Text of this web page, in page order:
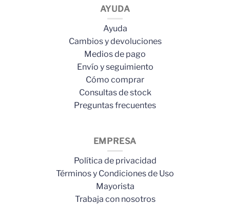
AYUDA
Ayuda
Cambios y devoluciones
Medios de pago
Envío y seguimiento
Cómo comprar
Consultas de stock
Preguntas frecuentes
EMPRESA
Política de privacidad
Términos y Condiciones de Uso
Mayorista
Trabaja con nosotros